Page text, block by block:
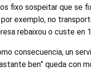
fixo sospeitar que se
exemplo, no
rebaixou o custe en
consecuencia, un
ben” queda con